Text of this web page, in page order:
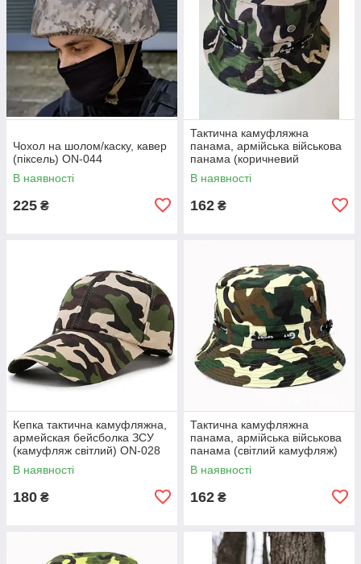
Чохол на шолом/каску, кавер
(піксель) ON-044
В наявності
225 ₴
Тактична камуфляжна
панама, армійська військова
панама (коричневий
камуфляж) ON-027
В наявності
162 ₴
Кепка тактична камуфляжна,
армейская бейсболка ЗСУ
(камуфляж світлий) ON-028
В наявності
180 ₴
Тактична камуфляжна
панама, армійська військова
панама (світлий камуфляж)
ON-026
В наявності
162 ₴